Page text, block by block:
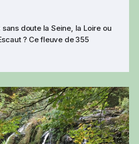
doute la Seine, la Loire ou
? Ce fleuve de 355